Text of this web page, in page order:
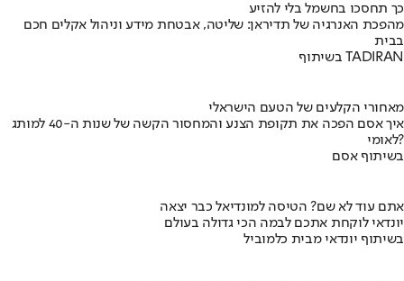
כך תחסכו בחשמל בלי להזיע
מהפכת האנרגיה של תדיראן: שליטה, אבטחת מידע וניהול אקלים חכם
בבית
בשיתוף TADIRAN
מאחורי הקלעים של הטעם הישראלי
איך אסם הפכה את תקופת הצנע והמחסור הקשה של שנות ה-40 למותג
לאומי?
בשיתוף אסם
אתם עוד לא שם? הטיסה למונדיאל כבר יצאה
יונדאי לוקחת אתכם לבמה הכי גדולה בעולם
בשיתוף יונדאי מבית כלמוביל